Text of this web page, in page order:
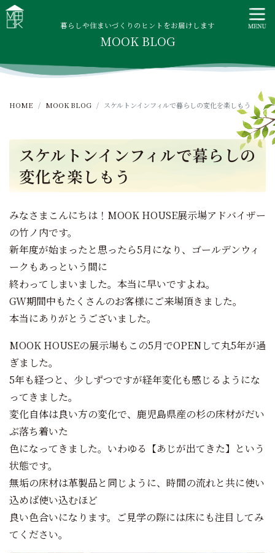
t
MOOK HOUSE ムックハウス
MOOK HOUSEはかごしま素材で建てる木の住まい。自然を
感じる四季に合わせた暮らし、家族がずっと住み継げる暮ら
暮らしや住まいづくりのヒントをお届けします
MOOK BLOG
HOME MOOK BLOG スケルトンインフィルで暮らしの変化を楽しもう
スケルトンインフィルで暮らしの
変化を楽しもう
みなさまこんにちは！MOOK HOUSE展示場アドバイザー
の竹ノ内です。
新年度が始まったと思ったら5月になり、ゴールデンウィ
ークもあっという間に
終わってしまいました。本当に早いですよね。
GW期間中もたくさんのお客様にご来場頂きました。
本当にありがとうございました。
MOOK HOUSEの展示場もこの5月でOPENして丸5年が過
ぎました。
5年も経つと、少しずつですが経年変化も感じるようにな
ってきました。
変化自体は良い方の変化で、鹿児島県産の杉の床材がだい
ぶ落ち着いた
色になってきました。いわゆる【あじが出てきた】という
状態です。
無垢の床材は革製品と同じように、時間の流れと共に使い
込めば使い込むほど
良い色合いになります。ご見学の際には床にも注目してみ
てください。